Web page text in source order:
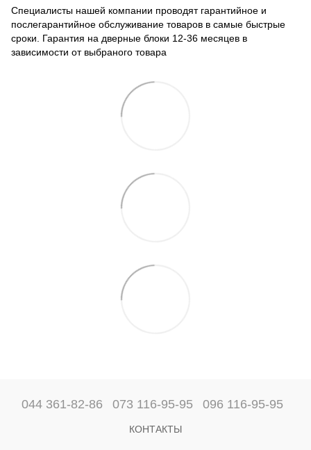
Специалисты нашей компании проводят гарантийное и
послегарантийное обслуживание товаров в самые быстрые
сроки. Гарантия на дверные блоки 12-36 месяцев в
зависимости от выбраного товара
044 361-82-86 073 116-95-95 096 116-95-95
КОНТАКТЫ